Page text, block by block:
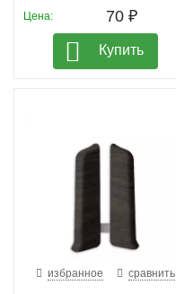
Цена: 70 ₽
Купить
избранное сравнить